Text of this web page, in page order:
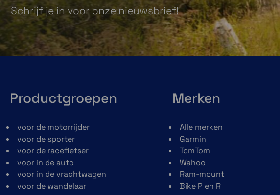
Schrijf je in voor onze nieuwsbrief!
Productgroepen
voor de motorrijder
voor de sporter
voor de racefietser
voor in de auto
voor in de vrachtwagen
voor de wandelaar
Merken
Alle merken
Garmin
TomTom
Wahoo
Ram-mount
Bike P en R